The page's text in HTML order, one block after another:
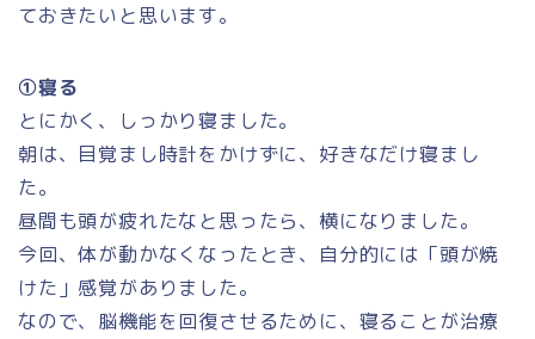
ておきたいと思います。
①寝る
とにかく、しっかり寝ました。
朝は、目覚まし時計をかけずに、好きなだけ寝まし
た。
昼間も頭が疲れたなと思ったら、横になりました。
今回、体が動かなくなったとき、自分的には「頭が焼
けた」感覚がありました。
なので、脳機能を回復させるために、寝ることが治療